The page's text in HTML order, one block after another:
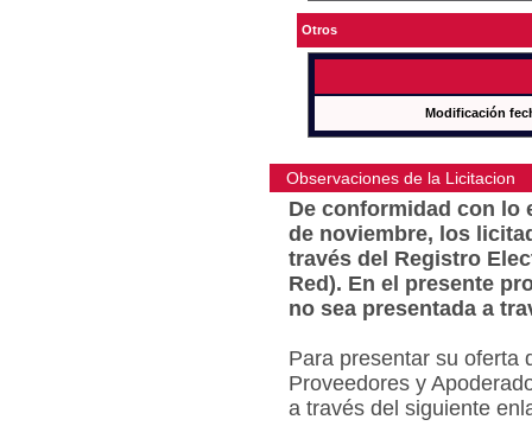
Otros
Modificación
Observaciones de la Licitacion
De conformidad con lo
de noviembre, los
través del Registro
Red). En el presente
no sea presentada a
Para presentar su oferta
Proveedores y
a través del siguiente